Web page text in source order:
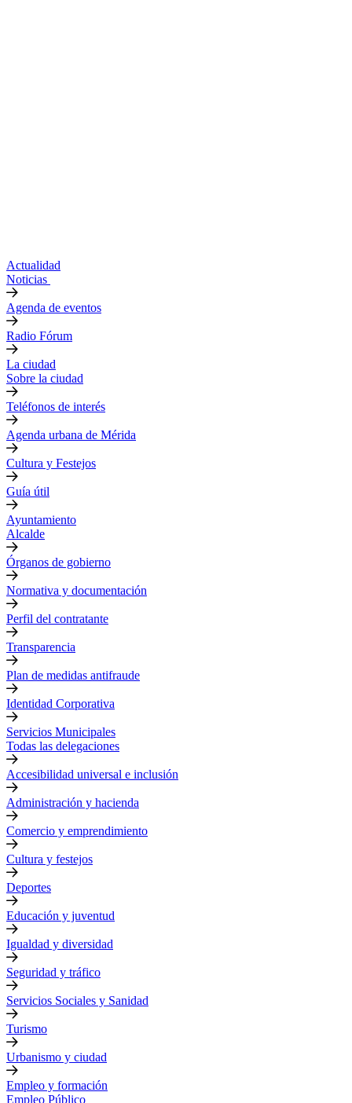
Actualidad
Noticias
Agenda de eventos
Radio Fórum
La ciudad
Sobre la ciudad
Teléfonos de interés
Agenda urbana de Mérida
Cultura y Festejos
Guía útil
Ayuntamiento
Alcalde
Órganos de gobierno
Normativa y documentación
Perfil del contratante
Transparencia
Plan de medidas antifraude
Identidad Corporativa
Servicios Municipales
Todas las delegaciones
Accesibilidad universal e inclusión
Administración y hacienda
Comercio y emprendimiento
Cultura y festejos
Deportes
Educación y juventud
Igualdad y diversidad
Seguridad y tráfico
Servicios Sociales y Sanidad
Turismo
Urbanismo y ciudad
Empleo y formación
Empleo Público